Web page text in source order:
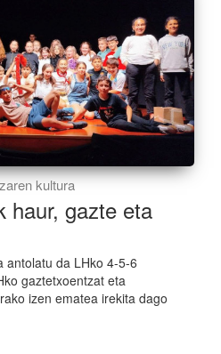
kultura
haur, gazte eta
antolatu da LHko 4-5-6
gaztetxoentzat eta
izen ematea irekita dago